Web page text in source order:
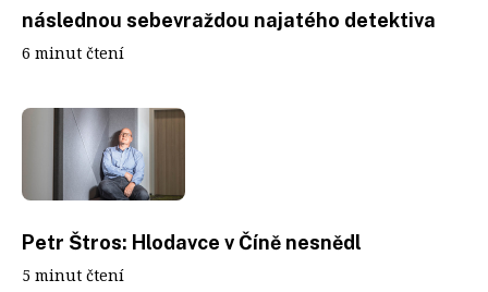
následnou sebevraždou najatého detektiva
6 minut čtení
Petr Štros: Hlodavce v Číně nesnědl
5 minut čtení